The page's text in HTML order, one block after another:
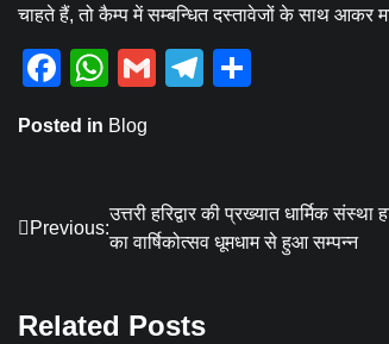
चाहते हैं, तो कैम्प में सम्बन्धित दस्तावेजों के साथ आकर
Facebook
WhatsApp
GmailTelegram
Posted in Blog
Post
Previous:
उत्तरी हरिद्वार की प्रख्यात धार्मिक संस्था
का वार्षिकोत्सव धूमधाम से हुआ सम्पन्न
Related Posts